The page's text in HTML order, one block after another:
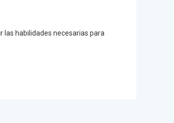
las habilidades necesarias para